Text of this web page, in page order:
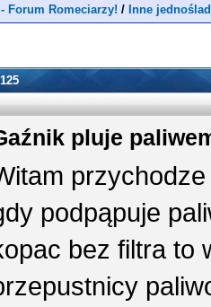
Forum Romeciarzy! / Inne
pluje
podpąpuje
bez filtra to